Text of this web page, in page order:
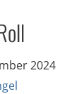
2024